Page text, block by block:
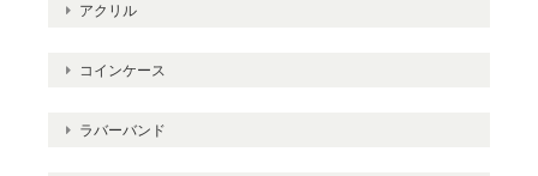
アクリル
コインケース
ラバーバンド